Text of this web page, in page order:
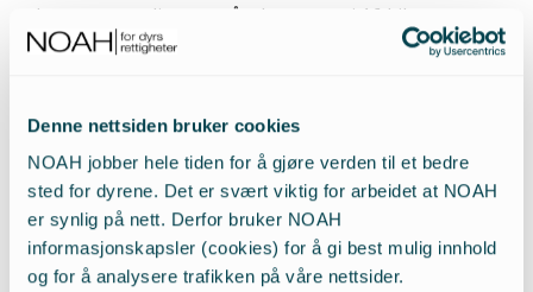
Denne nettsiden bruker cookies
NOAH jobber hele tiden for å gjøre verden til et bedre
sted for dyrene. Det er svært viktig for arbeidet at NOAH
er synlig på nett. Derfor bruker NOAH
informasjonskapsler (cookies) for å gi best mulig innhold
og for å analysere trafikken på våre nettsider.
hannene tas livet av når deer oppe i 16 kilo
levendevekt.[17]
Våre inspektører melder om store
dyrevelferds-utfordringer ved dagens
driftsformer, til tross for at
produsentene i stor grad overholder
gjeldende særlige krav for denne